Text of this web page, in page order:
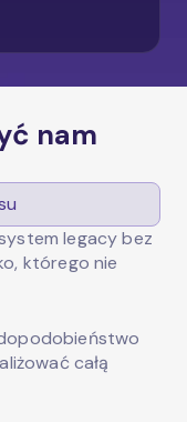
nam
legacy bez
którego nie
całą